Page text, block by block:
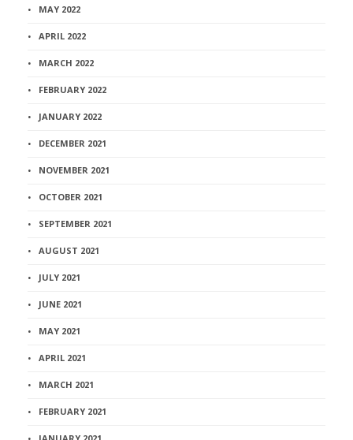
MAY 2022
APRIL 2022
MARCH 2022
FEBRUARY 2022
JANUARY 2022
DECEMBER 2021
NOVEMBER 2021
OCTOBER 2021
SEPTEMBER 2021
AUGUST 2021
JULY 2021
JUNE 2021
MAY 2021
APRIL 2021
MARCH 2021
FEBRUARY 2021